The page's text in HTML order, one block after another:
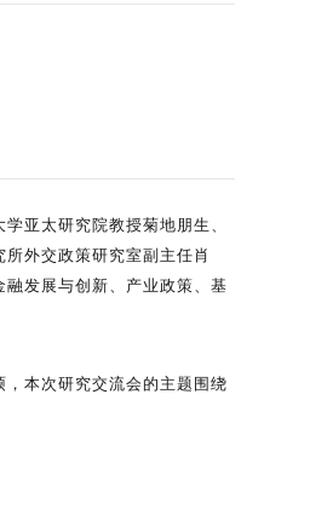
亚太研究院教授菊地朋生、
外交政策研究室副主任肖
发展与创新、产业政策、基
本次研究交流会的主题围绕